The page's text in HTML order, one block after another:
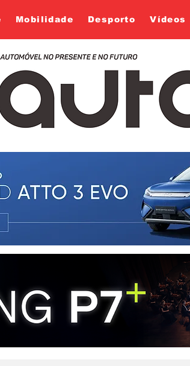
Mobilidade Desporto Vídeos